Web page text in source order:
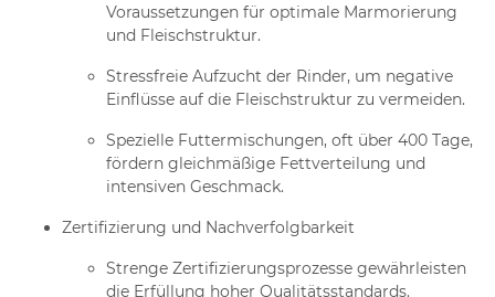
Voraussetzungen für optimale Marmorierung
und Fleischstruktur.
Stressfreie Aufzucht der Rinder, um negative
Einflüsse auf die Fleischstruktur zu vermeiden.
Spezielle Futtermischungen, oft über 400 Tage,
fördern gleichmäßige Fettverteilung und
intensiven Geschmack.
Zertifizierung und Nachverfolgbarkeit
Strenge Zertifizierungsprozesse gewährleisten
die Erfüllung hoher Qualitätsstandards.